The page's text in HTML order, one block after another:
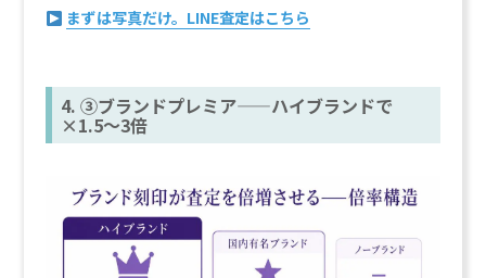
まずは写真だけ。LINE査定はこちら
4. ③ブランドプレミア——ハイブランドで
×1.5〜3倍